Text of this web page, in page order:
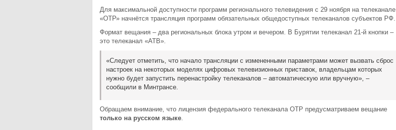
Для максимальной доступности программ регионального телевидения с 29 ноября на телеканале
«ОТР» начнётся трансляция программ обязательных общедоступных телеканалов субъектов РФ.
Формат вещания – два региональных блока утром и вечером. В Бурятии телеканал 21-й кнопки –
это телеканал «АТВ».
«Следует отметить, что начало трансляции с измененными параметрами может вызвать сброс
настроек на некоторых моделях цифровых телевизионных приставок, владельцам которых
нужно будет запустить перенастройку телеканалов – автоматическую или вручную», –
сообщили в Минтрансе.
Обращаем внимание, что лицензия федерального телеканала ОТР предусматриваем вещание
только на русском языке.